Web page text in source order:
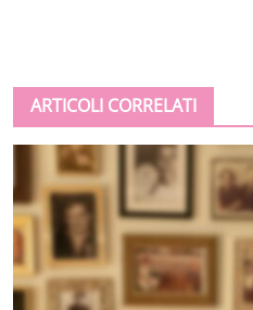
ARTICOLI CORRELATI